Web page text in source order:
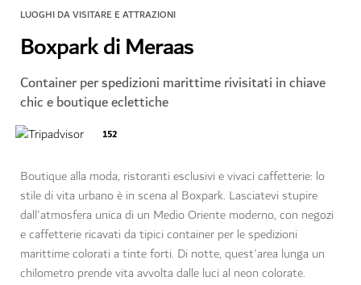
LUOGHI DA VISITARE E ATTRAZIONI
Boxpark di Meraas
Container per spedizioni marittime rivisitati in chiave
chic e boutique eclettiche
152
Boutique alla moda, ristoranti esclusivi e vivaci caffetterie: lo
stile di vita urbano è in scena al Boxpark. Lasciatevi stupire
dall'atmosfera unica di un Medio Oriente moderno, con negozi
e caffetterie ricavati da tipici container per le spedizioni
marittime colorati a tinte forti. Di notte, quest'area lunga un
chilometro prende vita avvolta dalle luci al neon colorate.